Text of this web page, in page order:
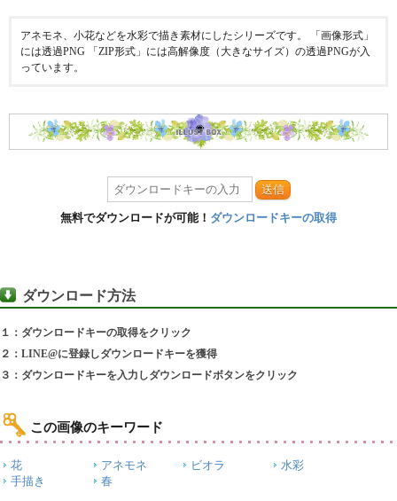
アネモネ、小花などを水彩で描き素材にしたシリーズです。 「画像形式」
には透過PNG 「ZIP形式」には高解像度（大きなサイズ）の透過PNGが入
っています。
送信
無料でダウンロードが可能！ ダウンロードキーの取得
ダウンロード方法
１：ダウンロードキーの取得をクリック
２：LINE@に登録しダウンロードキーを獲得
３：ダウンロードキーを入力しダウンロードボタンをクリック
この画像のキーワード
花 アネモネ ビオラ
水彩
手描き
春